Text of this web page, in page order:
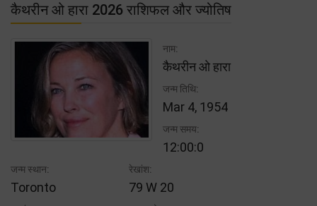
कैथरीन ओ हारा 2026 राशिफल और ज्योतिष
नाम:
कैथरीन ओ हारा
जन्म तिथि:
Mar 4, 1954
जन्म समय:
12:00:0
जन्म स्थान:
Toronto
रेखांश:
79 W 20